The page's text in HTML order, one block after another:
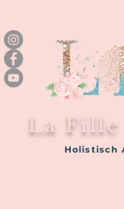
La Fille
Holistisch